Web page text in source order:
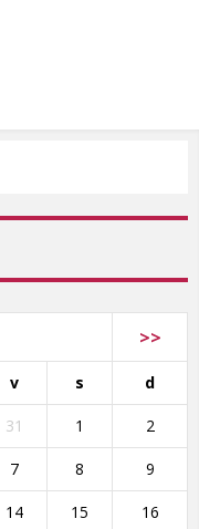
>>
v s d
31 1 2
7 8 9
14 15 16